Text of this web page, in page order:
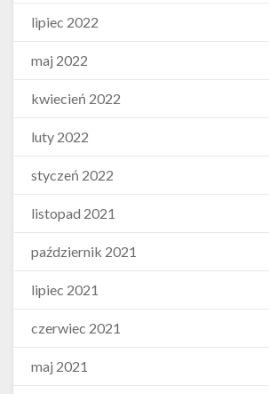
lipiec 2022
maj 2022
kwiecień 2022
luty 2022
styczeń 2022
listopad 2021
październik 2021
lipiec 2021
czerwiec 2021
maj 2021